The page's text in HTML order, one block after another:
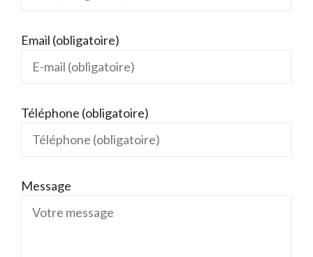
Email (obligatoire)
Téléphone (obligatoire)
Message